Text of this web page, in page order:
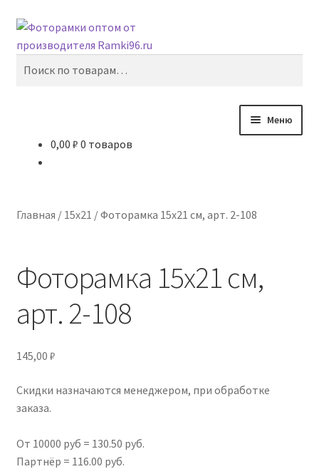
Перейти
к
Перейти
к
Поиск
Меню
21х29,7
Корзина
0,00 ₽ 0 товаров
Главная / 15х21 /Фоторамка 15х21 см, арт. 2-108
Фоторамка 15х21 см,
арт. 2-108
145,00 ₽
Скидки назначаются менеджером, при обработке
заказа.
От 10000 руб = 130.50 руб.
Партнёр = 116.00 руб.